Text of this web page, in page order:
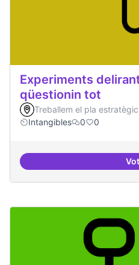
Experiments
qüestionin tot
Treballem el pla
Intangibles
0 0